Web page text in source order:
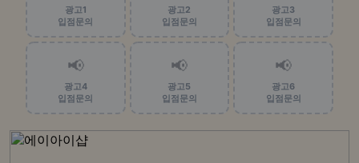
광고1
입점문의
광고2
입점문의
광고3
입점문의
📢
광고4
입점문의
📢
광고5
입점문의
📢
광고6
입점문의